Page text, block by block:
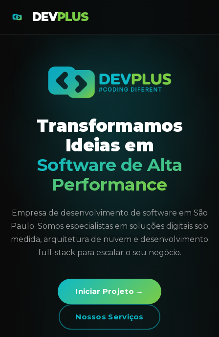
DEVPLUS
Transformamos
Ideias em
Software de Alta
Performance
Empresa de desenvolvimento de software em São
Paulo. Somos especialistas em soluções digitais sob
medida, arquitetura de nuvem e desenvolvimento
full-stack para escalar o seu negócio.
Iniciar Projeto →
Nossos Serviços